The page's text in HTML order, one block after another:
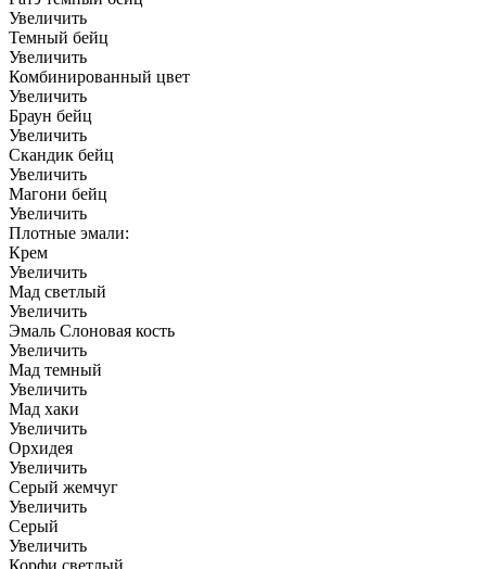
Увеличить
Темный бейц
Увеличить
Комбинированный цвет
Увеличить
Браун бейц
Увеличить
Скандик бейц
Увеличить
Магони бейц
Увеличить
Плотные эмали:
Крем
Увеличить
Мад светлый
Увеличить
Эмаль Слоновая кость
Увеличить
Мад темный
Увеличить
Мад хаки
Увеличить
Орхидея
Увеличить
Серый жемчуг
Увеличить
Серый
Увеличить